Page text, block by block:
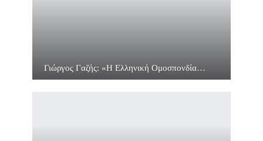
Γιώργος Γαζής: «Η Ελληνική Ομοσπονδία…